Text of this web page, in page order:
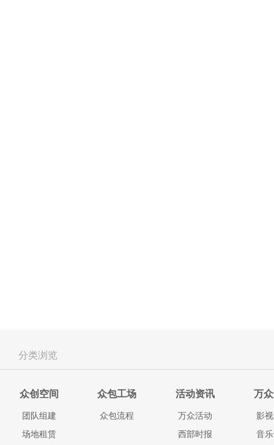
分类浏览
众创空间
团队组建
场地租赁
众包工场
众包流程
活动资讯
万众活动
西部时报
万
影
音